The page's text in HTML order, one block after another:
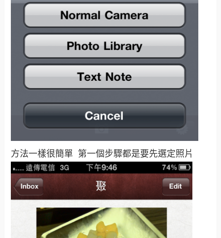
方法一樣很簡單 第一個步驟都是要先選定照片